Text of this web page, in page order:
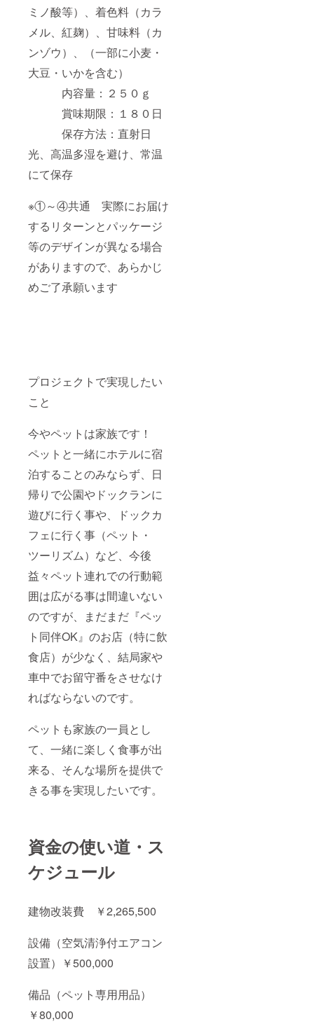
ミノ酸等）、着色料（カラ
メル、紅麹）、甘味料（カ
ンゾウ）、（一部に小麦・
大豆・いかを含む）
内容量：２５０ｇ
賞味期限：１８０日
保存方法：直射日
光、高温多湿を避け、常温
にて保存
※①～④共通 実際にお届け
するリターンとパッケージ
等のデザインが異なる場合
がありますので、あらかじ
めご了承願います
プロジェクトで実現したい
こと
今やペットは家族です！
ペットと一緒にホテルに宿
泊することのみならず、日
帰りで公園やドックランに
遊びに行く事や、ドックカ
フェに行く事（ペット・
ツーリズム）など、今後
益々ペット連れでの行動範
囲は広がる事は間違いない
のですが、まだまだ『ペッ
ト同伴OK』のお店（特に飲
食店）が少なく、結局家や
車中でお留守番をさせなけ
ればならないのです。
ペットも家族の一員とし
て、一緒に楽しく食事が出
来る、そんな場所を提供で
きる事を実現したいです。
資金の使い道・ス
ケジュール
建物改装費 ￥2,265,500
設備（空気清浄付エアコン
設置）￥500,000
備品（ペット専用用品）
￥80,000